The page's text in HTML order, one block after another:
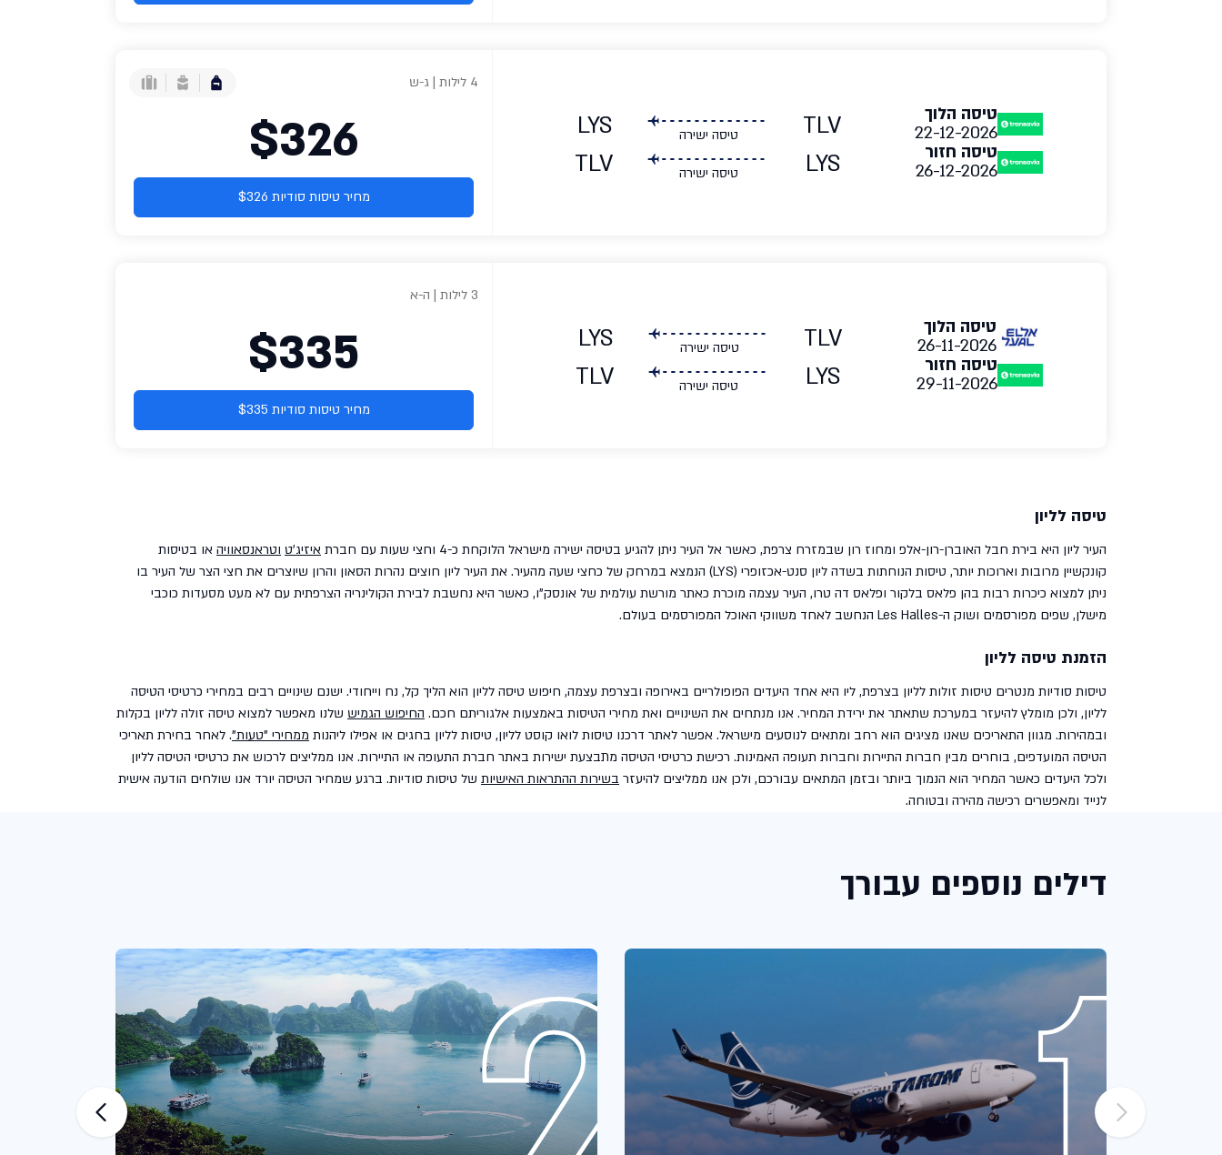
טיסה הלוך
22-12-2026
TLV טיסה ישירה LYS
טיסה חזור
26-12-2026
LYS טיסה ישירה TLV
$326
4 לילות | ג-ש
מחיר טיסות סודיות $326
טיסה הלוך
26-11-2026
TLV טיסה ישירה LYS
טיסה חזור
29-11-2026
LYS טיסה ישירה TLV
$335
3 לילות | ה-א
מחיר טיסות סודיות $335
טיסה לליון
העיר ליון היא בירת חבל האוברן-רון-אלפ ומחוז רון שבמזרח צרפת, כאשר אל העיר ניתן להגיע בטיסה ישירה מישראל הלוקחת כ-4 וחצי שעות עם חברת איזיג'ט וטראנסאוויה או בטיסות
קונקשיין מרובות וארוכות יותר, טיסות הנוחתות בשדה ליון סנט-אכזופרי (LYS) הנמצא במרחק של כחצי שעה מהעיר. את העיר ליון חוצים נהרות הסאון והרון שיוצרים את חצי הצר של העיר בו
ניתן למצוא כיכרות רבות בהן פלאס בלקור ופלאס דה טרו, העיר עצמה מוכרת כאתר מורשת עולמית של אונסק"ו, כאשר היא נחשבת לבירת הקולינריה הצרפתית עם לא מעט מסעדות כוכבי
מישלן, שפים מפורסמים ושוק ה-Les Halles הנחשב לאחד משווקי האוכל המפורסמים בעולם.
הזמנת טיסה לליון
טיסות סודיות מנטרים טיסות זולות לליון בצרפת, ליו היא אחד היעדים הפופולריים באירופה ובצרפת עצמה, חיפוש טיסה לליון הוא הליך קל, נח וייחודי. ישנם שינויים רבים במחירי כרטיסי הטיסה
לליון, ולכן מומלץ להיעזר במערכת שתאתר את ירידת המחיר. אנו מנתחים את השינויים ואת מחירי הטיסות באמצעות אלגוריתם חכם. החיפוש הגמיש שלנו מאפשר למצוא טיסה זולה לליון בקלות
ובמהירות. מגוון התאריכים שאנו מציגים הוא רחב ומתאים לנוסעים מישראל. אפשר לאתר דרכנו טיסות לואו קוסט לליון, טיסות לליון בחגים או אפילו ליהנות ממחירי "טעות". לאחר בחירת תאריכי
הטיסה המועדפים, בוחרים מבין חברות התיירות וחברות תעופה האמינות. רכישת כרטיסי הטיסה מתבצעת ישירות באתר חברת התעופה או התיירות. אנו ממליצים לרכוש את כרטיסי הטיסה לליון
ולכל היעדים כאשר המחיר הוא הנמוך ביותר ובזמן המתאים עבורכם, ולכן אנו ממליצים להיעזר בשירות ההתראות האישיות של טיסות סודיות. ברגע שמחיר הטיסה יורד אנו שולחים הודעה אישית
לנייד ומאפשרים רכישה מהירה ובטוחה.
דילים נוספים עבורך